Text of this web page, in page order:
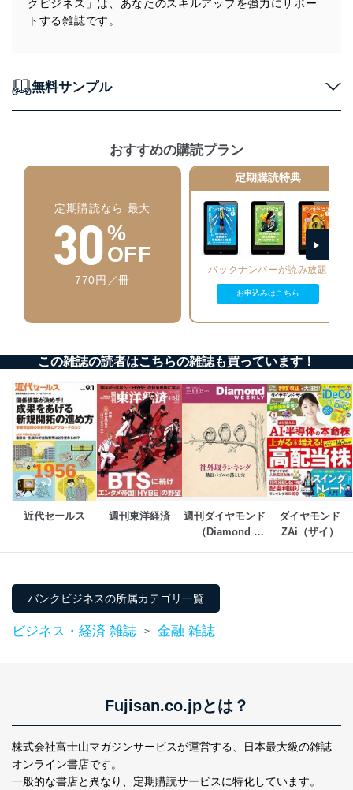
す。
に、下記セキュリティ対策をはじめとする安全対策を実
正に努めます。
個人データを取り扱うことのできる機器及び当該
機器を取り扱う従業者を明確化し、 個人データへ
の不要なアクセスを防止しています。
アクセス者の識別と認証
機器に標準装備されているユーザー制御機能（ユ
ーザーアカウント制御）により、個人情報データ
ベース等を取り扱う情報システムを使用する従業
者を識別・認証しています。
個人データを取り扱う機器等のオペレーティング
ソフトウェア等を導入し、自動更新 機能等の活用
情報システムの使用に伴う漏洩等の防止
メール等により個人データの含まれるファイルを
送信する場合に、当該ファイルへのパスワードを
設定しています。
個人情報保護マネジメントシステムの継続的改善
当社は、内部監査及びマネジメントレビューの機会を通
じて、個人情報保護マネジメントシステムを継続的に改
善し、常に最良の状態を維持します。
貴殿の個人情報及び当社の個人情報保護マネジメントシ
ステムに関するご相談及び苦情については以下までご連
絡ください。
適切、かつ迅速に対応させていただきます。
TEL：0570-200-223
FAX：03-5459-7073
e-mail：cs@fujisan.co.jp
改訂：2025年2月20日
制定：2005年4月1日
株式会社富士山マガジンサービス
クビジネス」は、あなたのスキルアップを強力にサポー
トする雑誌です。
無料サンプル
おすすめの購読プラン
定期購読なら 最大
30%
OFF
770円／冊
定期購読特典
バックナンバーが読み放題
お申込みはこちら
この雑誌の読者はこちらの雑誌も買っています！
近代セールス 週刊東洋経済
週刊ダイヤモンド
（Diamond
ダイヤモンド
ZAi（ザイ）
バンクビジネスの所属カテゴリ一覧
ビジネス・経済 雑誌 > 金融 雑誌
Fujisan.co.jpとは？
株式会社富士山マガジンサービスが運営する、
日本最大級の雑誌
オンライン書店です。
一般的な書店と異なり、 定期購読サービスに特化しています。